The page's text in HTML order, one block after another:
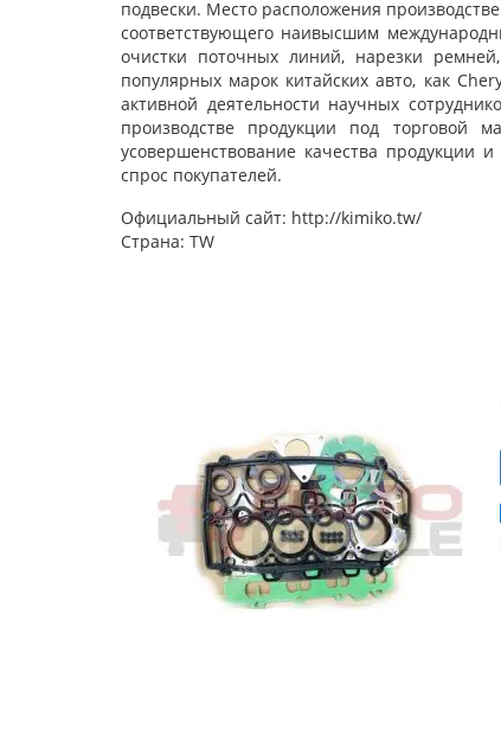
подвески. Место расположения
соответствующего наивысшим
очистки поточных линий, нарезки
популярных марок китайских авто, как
активной деятельности научных
производстве продукции под торговой
усовершенствование качества продукции
спрос покупателей.
Официальный сайт: http://kimiko.tw/
Страна: TW